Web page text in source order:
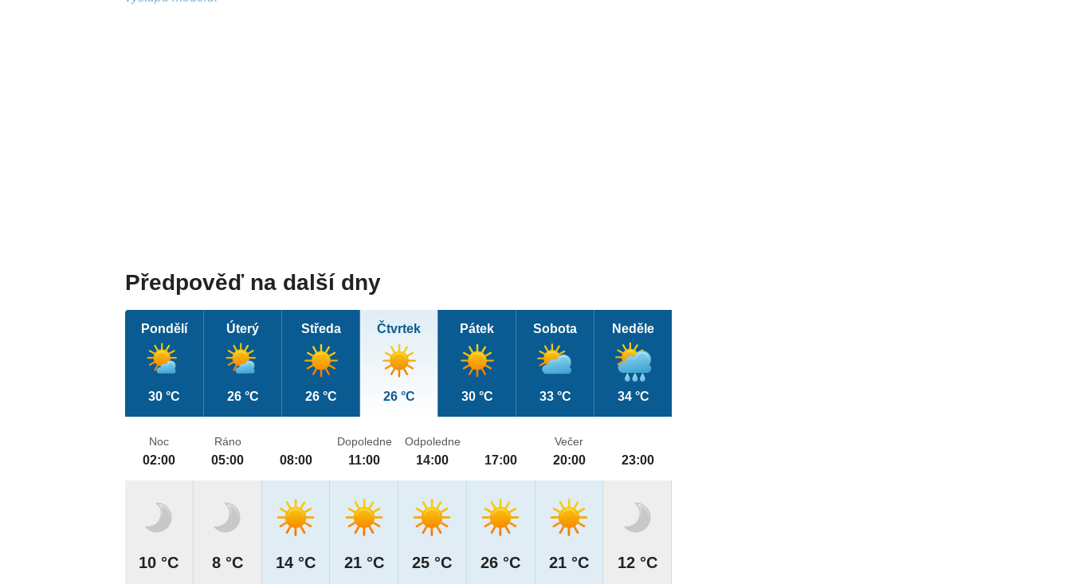
Předpověď na další dny
Pondělí
30 °C
Úterý
26 °C
Středa
26 °C
Čtvrtek
26 °C
Pátek
30 °C
Sobota
33 °C
Neděle
34 °C
Noc
02:00
10 °C
Ráno
05:00
8 °C
08:00
14 °C
Dopoledne
11:00
21 °C
Odpoledne
14:00
25 °C
17:00
26 °C
Večer
20:00
21 °C
23:00
12 °C